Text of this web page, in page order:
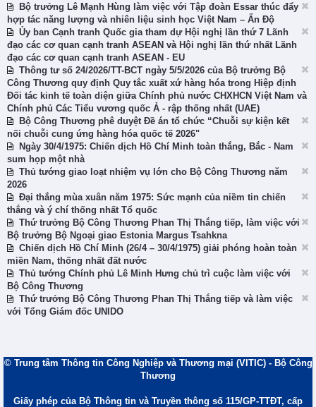
Bộ trưởng Lê Mạnh Hùng làm việc với Tập đoàn Essar thúc đẩy
hợp tác năng lượng và nhiên liệu sinh học Việt Nam – Ấn Độ
Ủy ban Cạnh tranh Quốc gia tham dự Hội nghị lần thứ 7 Lãnh
đạo các cơ quan cạnh tranh ASEAN và Hội nghị lần thứ nhất Lãnh
đạo các cơ quan cạnh tranh ASEAN - EU
Thông tư số 24/2026/TT-BCT ngày 5/5/2026 của Bộ trưởng Bộ
Công Thương quy định Quy tắc xuất xứ hàng hóa trong Hiệp định
Đối tác kinh tế toàn diện giữa Chính phủ nước CHXHCN Việt Nam và
Chính phủ Các Tiểu vương quốc Ả - rập thống nhất (UAE)
Bộ Công Thương phê duyệt Đề án tổ chức “Chuỗi sự kiện kết
nối chuỗi cung ứng hàng hóa quốc tế 2026"
Ngày 30/4/1975: Chiến dịch Hồ Chí Minh toàn thắng, Bắc - Nam
sum họp một nhà
Thủ tướng giao loạt nhiệm vụ lớn cho Bộ Công Thương năm
2026
Đại thắng mùa xuân năm 1975: Sức mạnh của niềm tin chiến
thắng và ý chí thống nhất Tổ quốc
Thứ trưởng Bộ Công Thương Phan Thị Thắng tiếp, làm việc với
Bộ trưởng Bộ Ngoại giao Estonia Margus Tsahkna
Chiến dịch Hồ Chí Minh (26/4 – 30/4/1975) giải phóng hoàn toàn
miền Nam, thống nhất đất nước
Thủ tướng Chính phủ Lê Minh Hưng chủ trì cuộc làm việc với
Bộ Công Thương
Thứ trưởng Bộ Công Thương Phan Thị Thắng tiếp và làm việc
với Tổng Giám đốc UNIDO
© Trung tâm Thông tin Công Nghiệp và Thương mại (VITIC) - Bộ Công
Thương
Giấy phép của Bộ Thông tin và Truyền thông số 115/GP-TTĐT, cấp